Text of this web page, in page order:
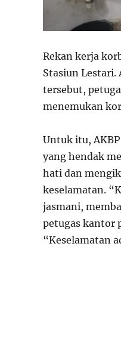
Rekan kerja
Stasiun Lestari.
tersebut,
menemukan
Untuk itu,
yang hendak
hati dan
keselamatan.
jasmani,
petugas kantor
“Keselamatan